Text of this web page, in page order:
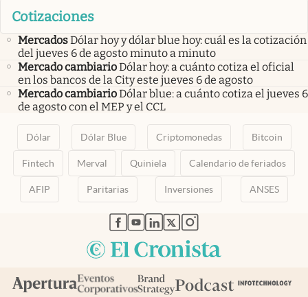
Cotizaciones
MercadosDólar hoy y dólar blue hoy: cuál es la cotización
del jueves 6 de agosto minuto a minuto
Mercado cambiarioDólar hoy: a cuánto cotiza el oficial
en los bancos de la City este jueves 6 de agosto
Mercado cambiarioDólar blue: a cuánto cotiza el jueves 6
de agosto con el MEP y el CCL
Dólar Dólar Blue Criptomonedas Bitcoin
Fintech Merval Quiniela Calendario de feriados
AFIP Paritarias Inversiones ANSES
abre en nueva pestaña
abre en nueva pestaña
abre en nueva pestaña
abre en nueva pestaña
abre en nueva pestaña